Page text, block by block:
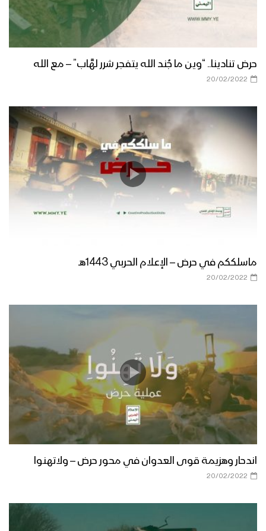
حرض تنادينا.. “وين ما جُند الله يتفجر شرر لهَّاب” – مع الله
20/02/2022
ماسلككم في حرض – الإعلام الحربي 1443هـ
20/02/2022
اندحار وهزيمة قوى العدوان في محور حرض – ولاتهنوا
20/02/2022